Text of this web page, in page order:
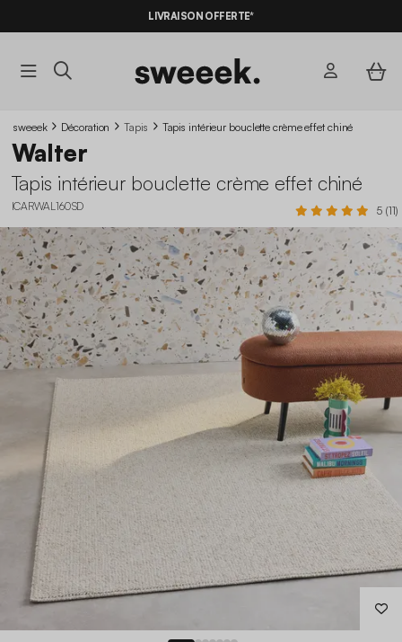
LIVRAISON OFFERTE*
sweeek Décoration Tapis Tapis intérieur bouclette crème effet chiné
Walter
Tapis intérieur bouclette crème effet chiné
ICARWAL160SD 5 (11)